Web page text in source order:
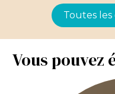
Toutes les
Vous pouvez